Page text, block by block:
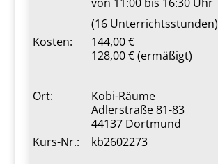
(16 Unterrichtsstunden)
Kosten:
144,00 €
128,00 € (ermäßigt)
Ort:
Kobi-Räume
Adlerstraße 81-83
44137 Dortmund
Kurs-Nr.:
kb2602273